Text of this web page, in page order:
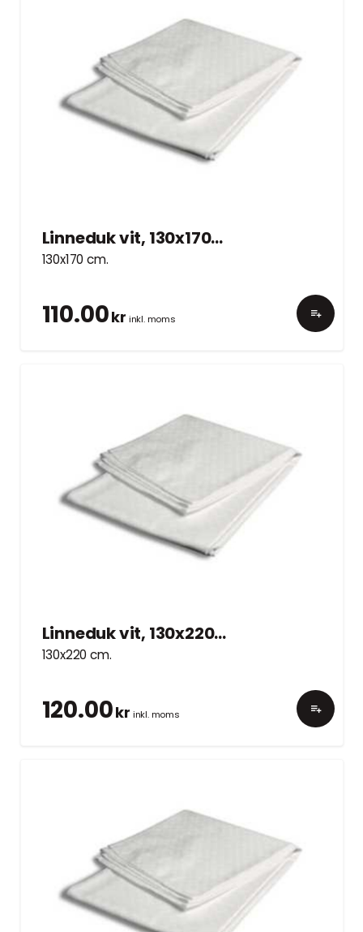
Linneduk vit, 130x170cm
130x170 cm.
110.00kr inkl. moms
Linneduk vit, 130x220cm
130x220 cm.
120.00kr inkl. moms